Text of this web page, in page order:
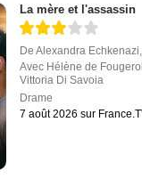
La mère et l'assassin
DeAlexandra Echkenazi
Avec Hélène de
Vittoria Di Savoia
Drame
7 août 2026 sur